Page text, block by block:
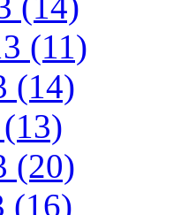
(11)
(14)
(20)
(16)